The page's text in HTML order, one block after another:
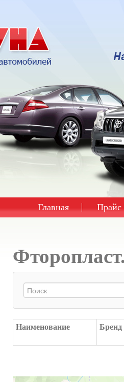
Главная Прайс
Наименование Бренд